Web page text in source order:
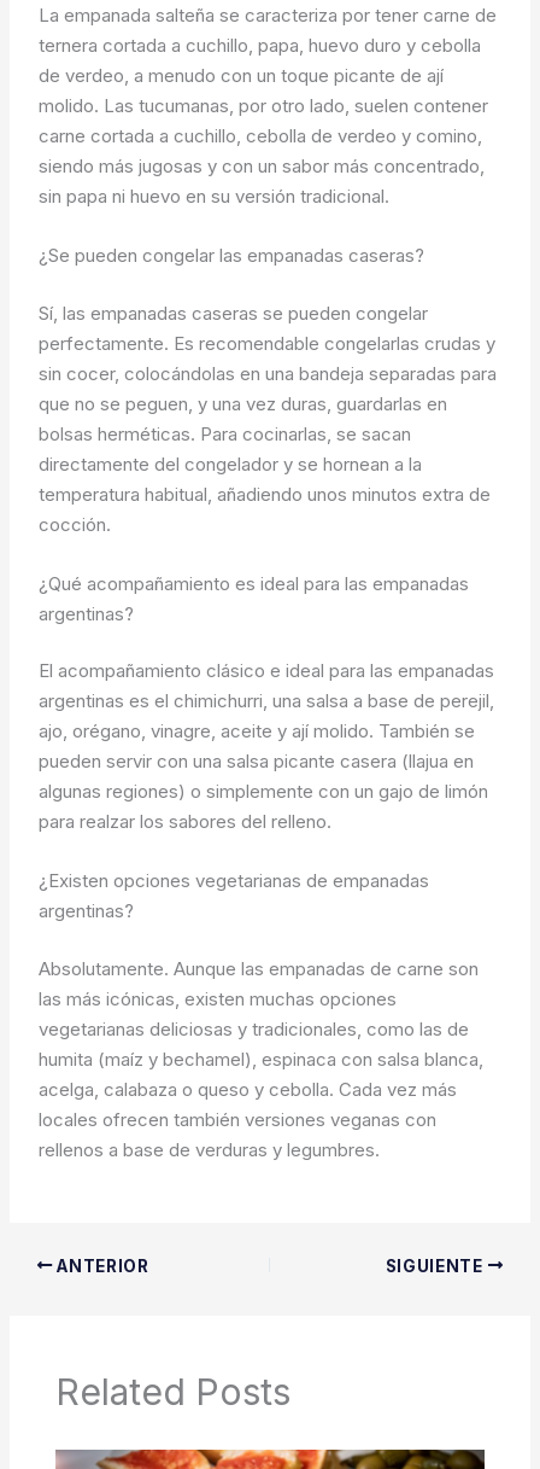
La empanada salteña se caracteriza por tener carne de
ternera cortada a cuchillo, papa, huevo duro y cebolla
de verdeo, a menudo con un toque picante de ají
molido. Las tucumanas, por otro lado, suelen contener
carne cortada a cuchillo, cebolla de verdeo y comino,
siendo más jugosas y con un sabor más concentrado,
sin papa ni huevo en su versión tradicional.
¿Se pueden congelar las empanadas caseras?
Sí, las empanadas caseras se pueden congelar
perfectamente. Es recomendable congelarlas crudas y
sin cocer, colocándolas en una bandeja separadas para
que no se peguen, y una vez duras, guardarlas en
bolsas herméticas. Para cocinarlas, se sacan
directamente del congelador y se hornean a la
temperatura habitual, añadiendo unos minutos extra de
cocción.
¿Qué acompañamiento es ideal para las empanadas
argentinas?
El acompañamiento clásico e ideal para las empanadas
argentinas es el chimichurri, una salsa a base de perejil,
ajo, orégano, vinagre, aceite y ají molido. También se
pueden servir con una salsa picante casera (llajua en
algunas regiones) o simplemente con un gajo de limón
para realzar los sabores del relleno.
¿Existen opciones vegetarianas de empanadas
argentinas?
Absolutamente. Aunque las empanadas de carne son
las más icónicas, existen muchas opciones
vegetarianas deliciosas y tradicionales, como las de
humita (maíz y bechamel), espinaca con salsa blanca,
acelga, calabaza o queso y cebolla. Cada vez más
locales ofrecen también versiones veganas con
rellenos a base de verduras y legumbres.
ANTERIOR SIGUIENTE
Related Posts